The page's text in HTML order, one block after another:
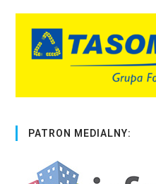
PATRON MEDIALNY: